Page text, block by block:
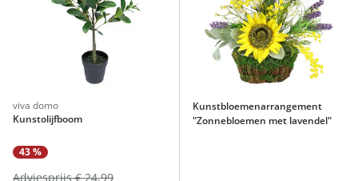
viva domo
Kunstolijfboom
43 %
Adviesprijs € 24,99
Kunstbloemenarrangement
"Zonnebloemen met lavendel"